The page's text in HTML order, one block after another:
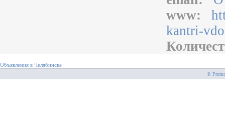
www:
kantri-
Объявления в Челябинске
©